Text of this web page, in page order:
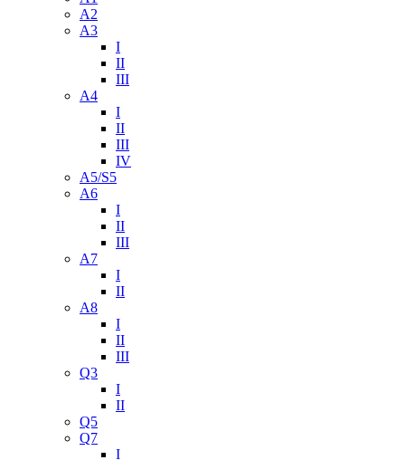
A2
A3
I
II
III
A4
I
II
III
IV
A5/S5
A6
I
II
III
A7
I
II
A8
I
II
III
Q3
I
II
Q5
Q7
I